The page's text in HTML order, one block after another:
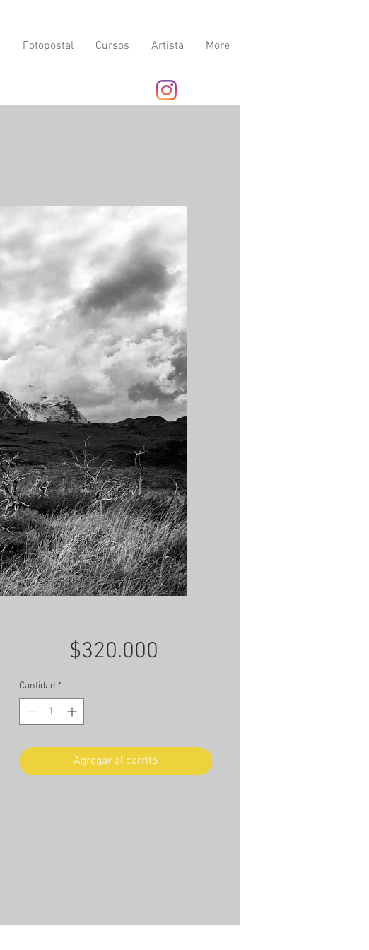
Fotopostal Cursos Artista More
$320.000
Cantidad *
Agregar al carrito